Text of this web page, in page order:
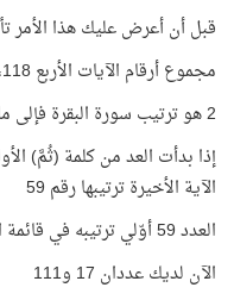
قبل أن أعرض عليك هذا الأمر
مجموع أرقام الآيات الأربع 118، وهذا العدد = 59 × 2
2 هو ترتيب سورة البقرة فإلى ماذا يشير العدد 59 هنا؟
إذا بدأت العد من كلمة (ثُمَّ)
الآية الأخيرة ترتيبها رقم 59
العدد 59 أوّلي ترتيبه في قائمة الأعداد الأوّليّة رقم 17
الآن لديك عددان 17 و111